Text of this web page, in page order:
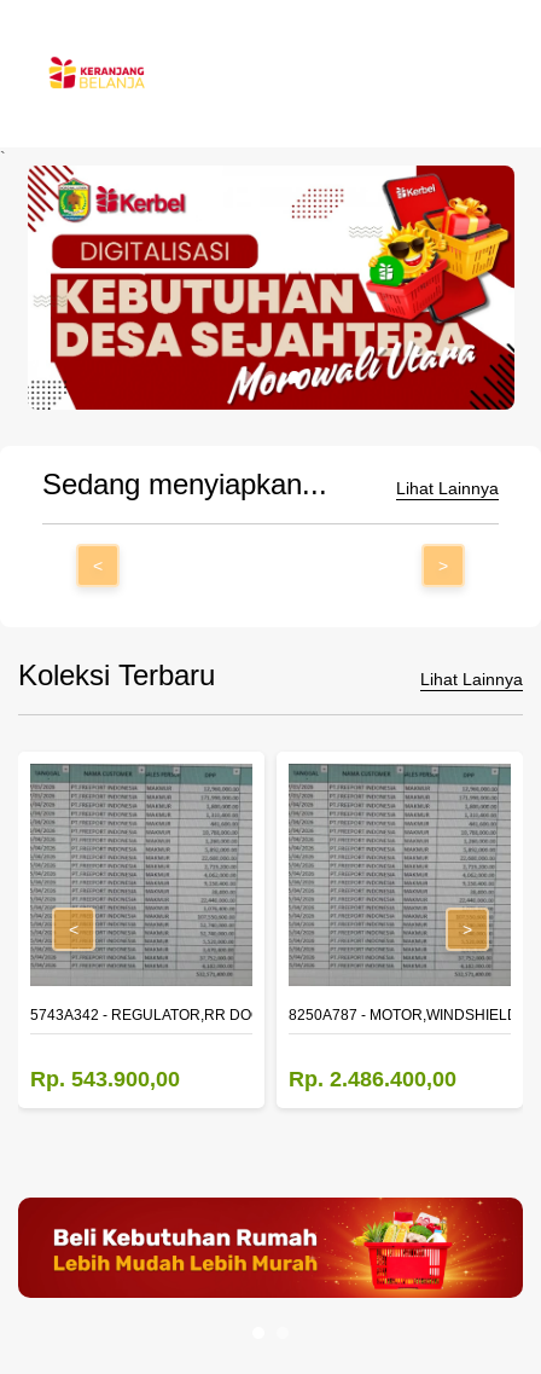
`
Sedang menyiapkan... Lihat Lainnya
< >
Koleksi Terbaru Lihat Lainnya
WINDOW,LH
5743A342 - REGULATOR,RR DOOR WINDOW,RH
Rp. 543.900,00
8250A787 - MOTOR,WINDSHIELD
Rp. 2.486.400,00
< >